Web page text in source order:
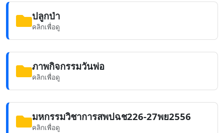
ปลูกป่า
คลิกเพื่อดู
ภาพกิจกรรมวันพ่อ
คลิกเพื่อดู
มหกรรมวิชาการสพปฉช226-27พย2556
คลิกเพื่อดู